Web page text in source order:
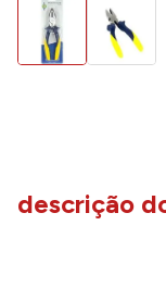
descrição